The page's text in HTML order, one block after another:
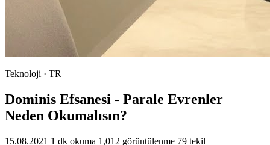
Teknoloji · TR
Dominis Efsanesi - Parale Evrenler
Neden Okumalısın?
15.08.2021 1 dk okuma 1,012 görüntülenme 79 tekil